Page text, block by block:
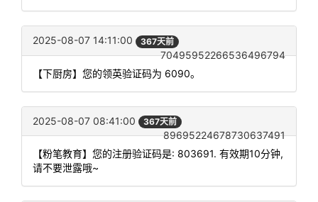
2025-08-07 14:11:00 367天前
70495952266536496794
【下厨房】您的领英验证码为 6090。
2025-08-07 08:41:00 367天前
89695224678730637491
【粉笔教育】您的注册验证码是: 803691. 有效期10分钟,
请不要泄露哦~